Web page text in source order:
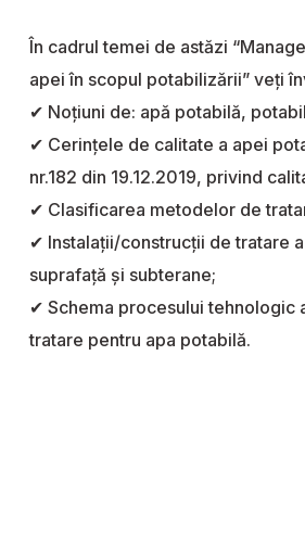
În cadrul temei de astăzi
apei în scopul potabilizării” veți
✔ Noțiuni de: apă potabilă,
✔ Cerinţele de calitate a apei
nr.182 din 19.12.2019, privind
✔ Clasificarea metodelor de
✔ Instalații/construcții de tratare
suprafață și subterane;
✔ Schema procesului tehnologic
tratare pentru apa potabilă.